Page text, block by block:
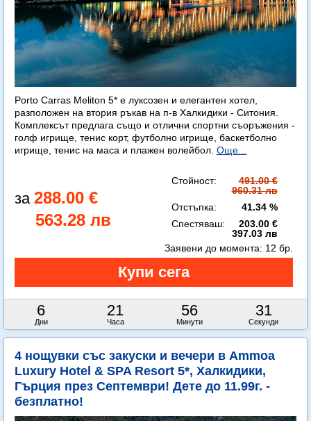
Porto Carras Meliton 5* е луксозен и елегантен хотел,
разположен на втория ръкав на п-в Халкидики - Ситония.
Комплексът предлага също и отлични спортни съоръжения -
голф игрище, тенис корт, футболно игрище, баскетболно
игрище, тенис на маса и плажен волейбол. Още...
288.00 €
563.28 лв
Стойност:
491.00 €
960.31 лв
Отстъпка:
41.34 %
Спестяваш:
203.00 €
397.03 лв
6
Дни
21
Часа
56
Минути
29
Секунди
Заявени до момента: 12 бр.
4 нощувки със закуски и вечери в Ammoa
Luxury Hotel & SPA Resort 5*, Халкидики,
Гърция през Септември! Дете до 11.99г. -
безплатно!